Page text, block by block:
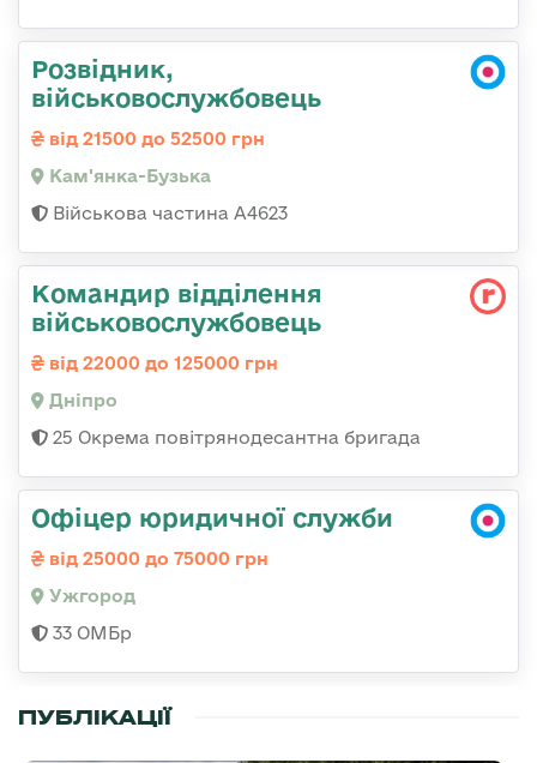
Розвідник,
військовослужбовець
від 21500 до 52500 грн
Кам'янка-Бузька
Військова частина А4623
Командир відділення
військовослужбовець
від 22000 до 125000 грн
Дніпро
25 Окрема повітрянодесантна бригада
Офіцер юридичної служби
від 25000 до 75000 грн
Ужгород
33 ОМБр
ПУБЛІКАЦІЇ